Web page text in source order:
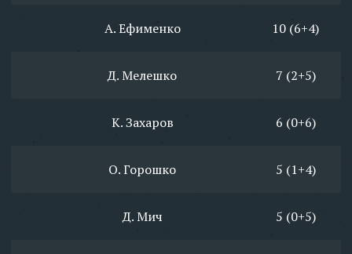
А. Ефименко 10 (6+4)
Д. Мелешко 7 (2+5)
К. Захаров 6 (0+6)
О. Горошко 5 (1+4)
Д. Мич 5 (0+5)